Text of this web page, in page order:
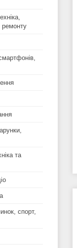
ремонту
та
спорт,